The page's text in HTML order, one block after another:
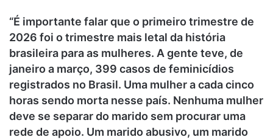
“É importante falar que o primeiro trimestre de
2026 foi o trimestre mais letal da história
brasileira para as mulheres. A gente teve, de
janeiro a março, 399 casos de feminicídios
registrados no Brasil. Uma mulher a cada cinco
horas sendo morta nesse país. Nenhuma mulher
deve se separar do marido sem procurar uma
rede de apoio. Um marido abusivo, um marido